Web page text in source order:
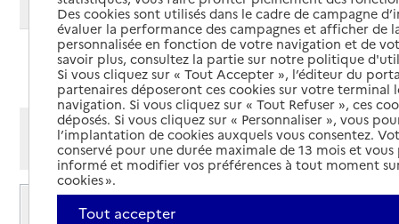
Modifier ma recherche
Ajouter cette recherche aux favoris
Afficher les résultats par:
Mode liste
Mode carte
Service autonomie à domicile (aide)
Services ADMR de Moyenne-Durance
Des cookies sont utilisés dans le cadre de campagne
évaluer la performance des campagnes et afficher de
personnalisée en fonction de votre navigation et de
savoir plus, consultez la partie sur notre politique
Si vous cliquez sur « Tout Accepter », l’éditeur du
partenaires déposeront ces cookies sur votre terminal
navigation. Si vous cliquez sur « Tout Refuser », ces
déposés. Si vous cliquez sur « Personnaliser », vous
l’implantation de cookies auxquels vous consentez.
conservé pour une durée maximale de 13 mois et
informé et modifier vos préférences à tout moment
cookies ».
Tout accepter